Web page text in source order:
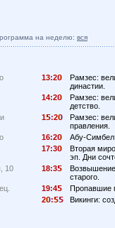
на неделю: вся
10
13:2
Рамзес:
династии.
14:2
Рамзес:
детство.
1
:2
Рамзес:
правления.
16:2
Абу-
17:3
Вторая
эп. Дни
18:3
старого.
19:4
Пропавшие
2
: Викинги: